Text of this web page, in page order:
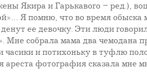
Якира и Гарькавого – ред.),
Я помню, что во время
ее девочку. Эти люди
Мне собрала мама два чемодана
часики и потихоньку в туфлю
ареста фотография сказала мне